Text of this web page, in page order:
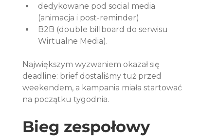
dedykowane pod social media
(animacja i post-reminder)
B2B (double billboard do serwisu
Wirtualne Media).
Największym wyzwaniem okazał się
deadline: brief dostaliśmy tuż przed
weekendem, a kampania miała startować
na początku tygodnia.
Bieg zespołowy